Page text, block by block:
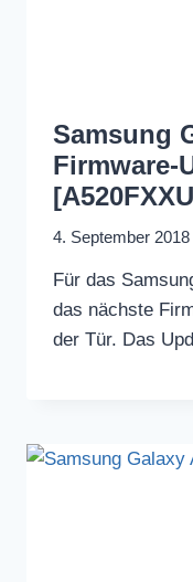
Samsung
Firmware-
4. September 2018
Für das
das nächste
der Tür. Das